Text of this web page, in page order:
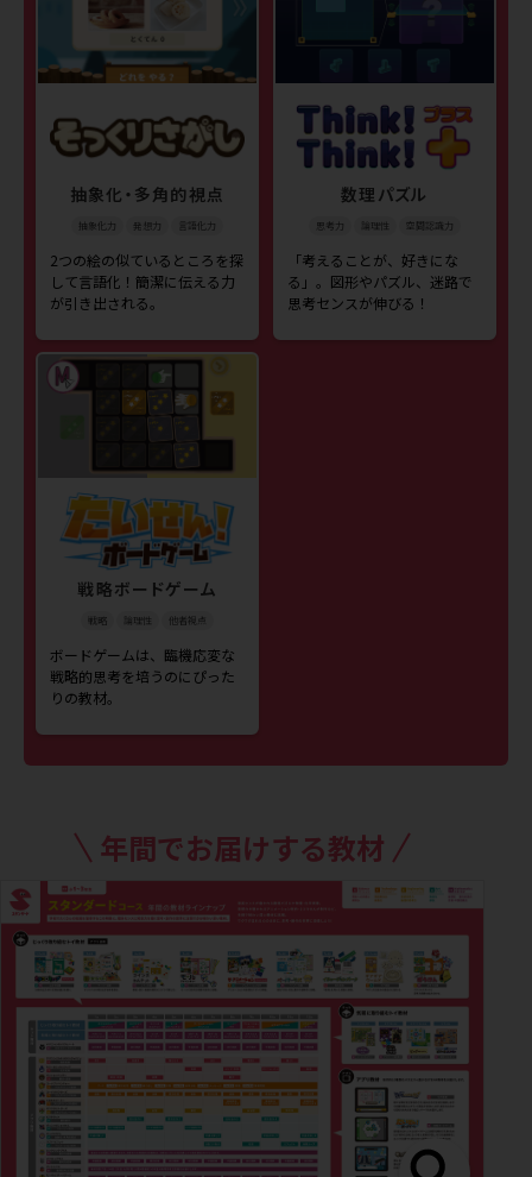
抽象化・多角的視点
抽象化力 発想力 言語化力
2つの絵の似ているところを探
して言語化！簡潔に伝える力
が引き出される。
数理パズル
思考力 論理性 空間認識力
「考えることが、好きにな
る」。図形やパズル、迷路で
思考センスが伸びる！
戦略ボードゲーム
戦略 論理性 他者視点
ボードゲームは、臨機応変な
戦略的思考を培うのにぴった
りの教材。
年間でお届けする教材